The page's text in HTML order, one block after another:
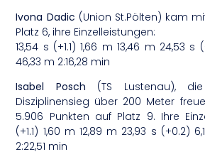
Ivona Dadic (Union St.Pölten) kam
Platz 6, ihre Einzelleistungen:
13,54 s (+1.1) 1,66 m 13,46 m 24,53
46,33 m 2:16,28 min
Isabel Posch (TS Lustenau),
Disziplinensieg über 200 Meter
5.906 Punkten auf Platz 9. Ihre
(+1.1) 1,60 m 12,89 m 23,93 s (+0.2)
2:22,51 min